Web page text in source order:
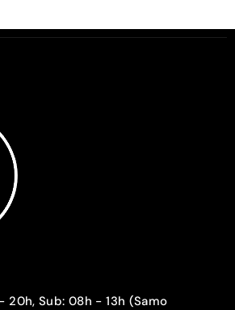
20h, Sub: 08h - 13h (Samo